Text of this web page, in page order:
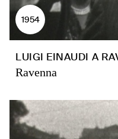
1954
LUIGI EINAUDI A
Ravenna